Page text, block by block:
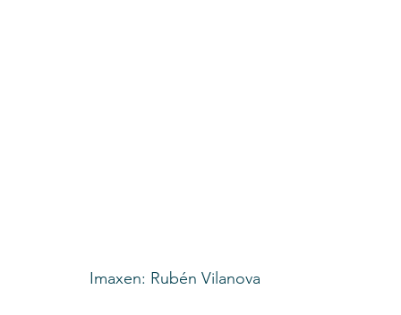
Imaxen: Rubén Vilanova